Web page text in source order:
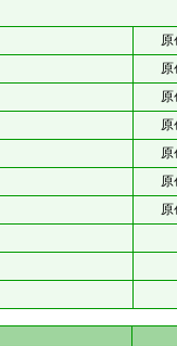
原
原
原
原
原
原
原